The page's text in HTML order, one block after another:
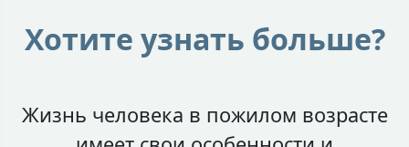
Хотите узнать больше?
Жизнь человека в пожилом возрасте